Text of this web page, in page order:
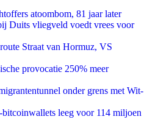
atoombom, 81 jaar later
Duits vliegveld voedt vrees voor
Straat van Hormuz, VS
provocatie 250% meer
onder grens met Wit-
leeg voor 114 miljoen